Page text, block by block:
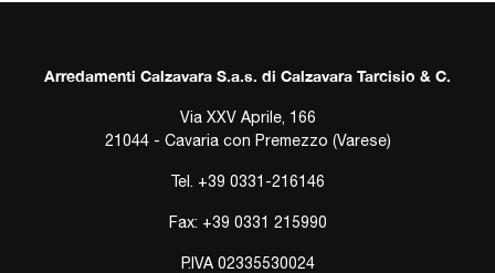
Arredamenti Calzavara S.a.s. di Calzavara Tarcisio & C.
Via XXV Aprile, 166
21044 - Cavaria con Premezzo (Varese)
Tel. +39 0331-216146
Fax: +39 0331 215990
P.IVA 02335530024